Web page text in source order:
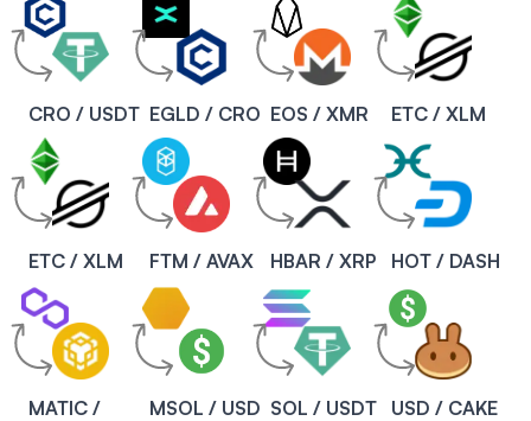
CRO / USDT EGLD / CRO EOS / XMR ETC / XLM
ETC / XLM FTM / AVAX HBAR / XRP HOT / DASH
MATIC /
MSOL / USD SOL / USDT USD / CAKE